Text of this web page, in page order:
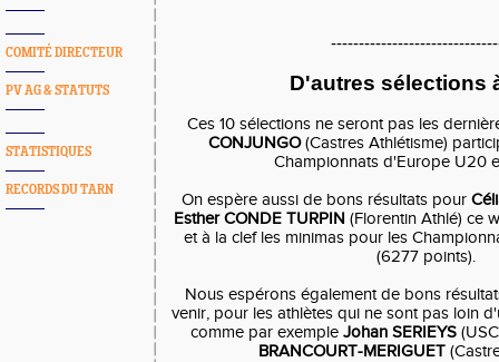
COMITÉ DIRECTEUR
PV AG & STATUTS
STATISTIQUES
RECORDS DU TARN
D'autres sélections
Ces 10 sélections ne seront pas les
CONJUNGO(Castres Athlétisme)
Championnats d'Europe U20
On espère aussi de bons résultats pour
Esther CONDE TURPIN (Florentin Athlé) ce
et à la clef les minimas pour les
(6277 points).
Nous espérons également de bons
venir, pour les athlètes qui ne sont pas loin
comme par exemple Johan SERIEYS
BRANCOURT-MERIGUET